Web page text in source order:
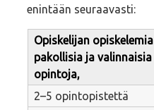
enintään seuraavasti:
Opiskelijan opiskelemia
pakollisia ja valinnaisia
opintoja,
2–5 opintopistettä